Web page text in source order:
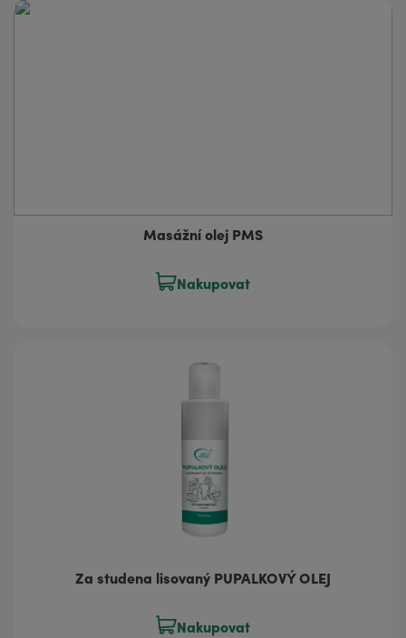
Masážní olej PMS
Nakupovat
Za studena lisovaný PUPALKOVÝ OLEJ
Nakupovat